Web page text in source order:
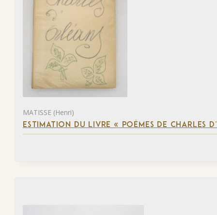
MATISSE (Henri)
ESTIMATION DU LIVRE « POÈMES DE CHARLES